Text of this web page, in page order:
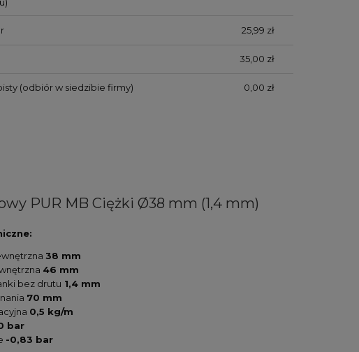
25,99 zł
35,00 zł
(odbiór w siedzibie firmy) 0,00 zł
PUR MB Ciężki Ø38 mm (1,4 mm)
38 mm
46 mm
bez drutu 1,4 mm
70 mm
0,5 kg/m
bar
-0,83 bar